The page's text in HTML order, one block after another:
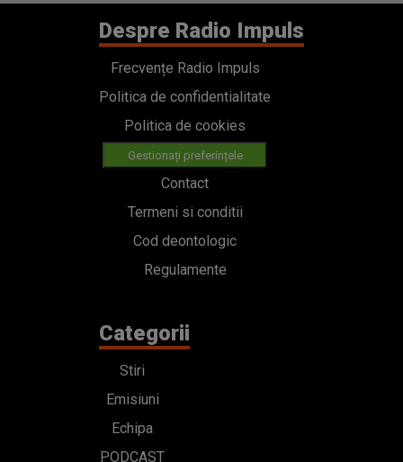
Despre Radio Impuls
Frecvențe Radio Impuls
Politica de confidentialitate
Politica de cookies
Gestionați preferințele
Contact
Termeni si conditii
Cod deontologic
Regulamente
Categorii
Stiri
Emisiuni
Echipa
PODCAST